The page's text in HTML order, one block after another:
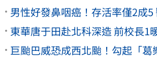
男性好發鼻咽癌！存活率僅2成5
東華唐于田赴北科深造 前校長1
巨颱巴威恐成西北颱！勾起「葛